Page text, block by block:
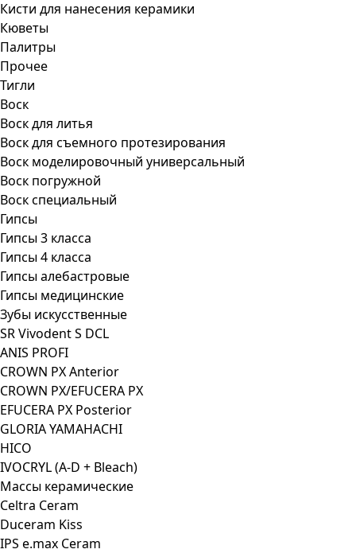
Кисти для нанесения керамики
Кюветы
Палитры
Прочее
Тигли
Воск
Воск для литья
Воск для съемного протезирования
Воск моделировочный универсальный
Воск погружной
Воск специальный
Гипсы
Гипсы 3 класса
Гипсы 4 класса
Гипсы алебастровые
Гипсы медицинские
Зубы искусственные
SR Vivodent S DCL
ANIS PROFI
CROWN PX Anterior
CROWN PX/EFUCERA PX
EFUCERA PX Posterior
GLORIA YAMAHACHI
HICO
IVOCRYL (A-D + Bleach)
Массы керамические
Celtra Ceram
Duceram Kiss
IPS e.max Ceram